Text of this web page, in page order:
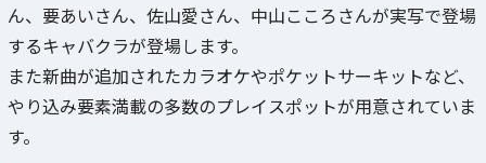
ん、要あいさん、佐山愛さん、中山こころさんが実写で登場
するキャバクラが登場します。
また新曲が追加されたカラオケやポケットサーキットなど、
やり込み要素満載の多数のプレイスポットが用意されていま
す。